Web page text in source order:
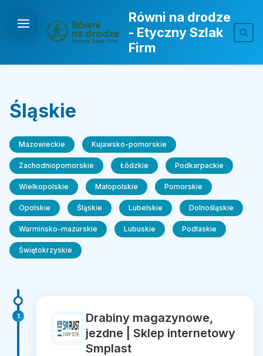
Równi na drodze
- Etyczny Szlak
Firm
Śląskie
Mazowieckie Kujawsko-pomorskie
Zachodniopomorskie Łódzkie Podkarpackie
Wielkopolskie Małopolskie Pomorskie
Opolskie Śląskie Lubelskie Dolnośląskie
Warmińsko-mazurskie Lubuskie Podlaskie
Świętokrzyskie
1
Drabiny magazynowe,
jezdne | Sklep internetowy
Smplast